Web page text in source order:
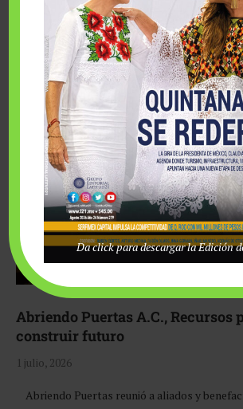
Fairmont Mayakoba y Make-A-Wish
esfuerzos para hacer realidad el deseo de
Abriendo Puertas A.C., Recursos
construir futuro
1 julio, 2026
Abriendo Puertas reunió a aliados y
Da click para descargar la Edición